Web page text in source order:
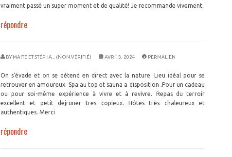
vraiment passé un super moment et de qualité! Je recommande vivement.
répondre
BY MAITE ET STÉPHA... (NON VÉRIFIÉ) AVR 13, 2024 PERMALIEN
On s'évade et on se détend en direct avec la nature. Lieu idéal pour se
retrouver en amoureux. Spa au top et sauna a disposition .Pour un cadeau
ou pour soi-même expérience à vivre et à revivre. Repas du terroir
excellent et petit dejruner tres copieux. Hôtes très chaleureux et
authentiques. Merci
répondre